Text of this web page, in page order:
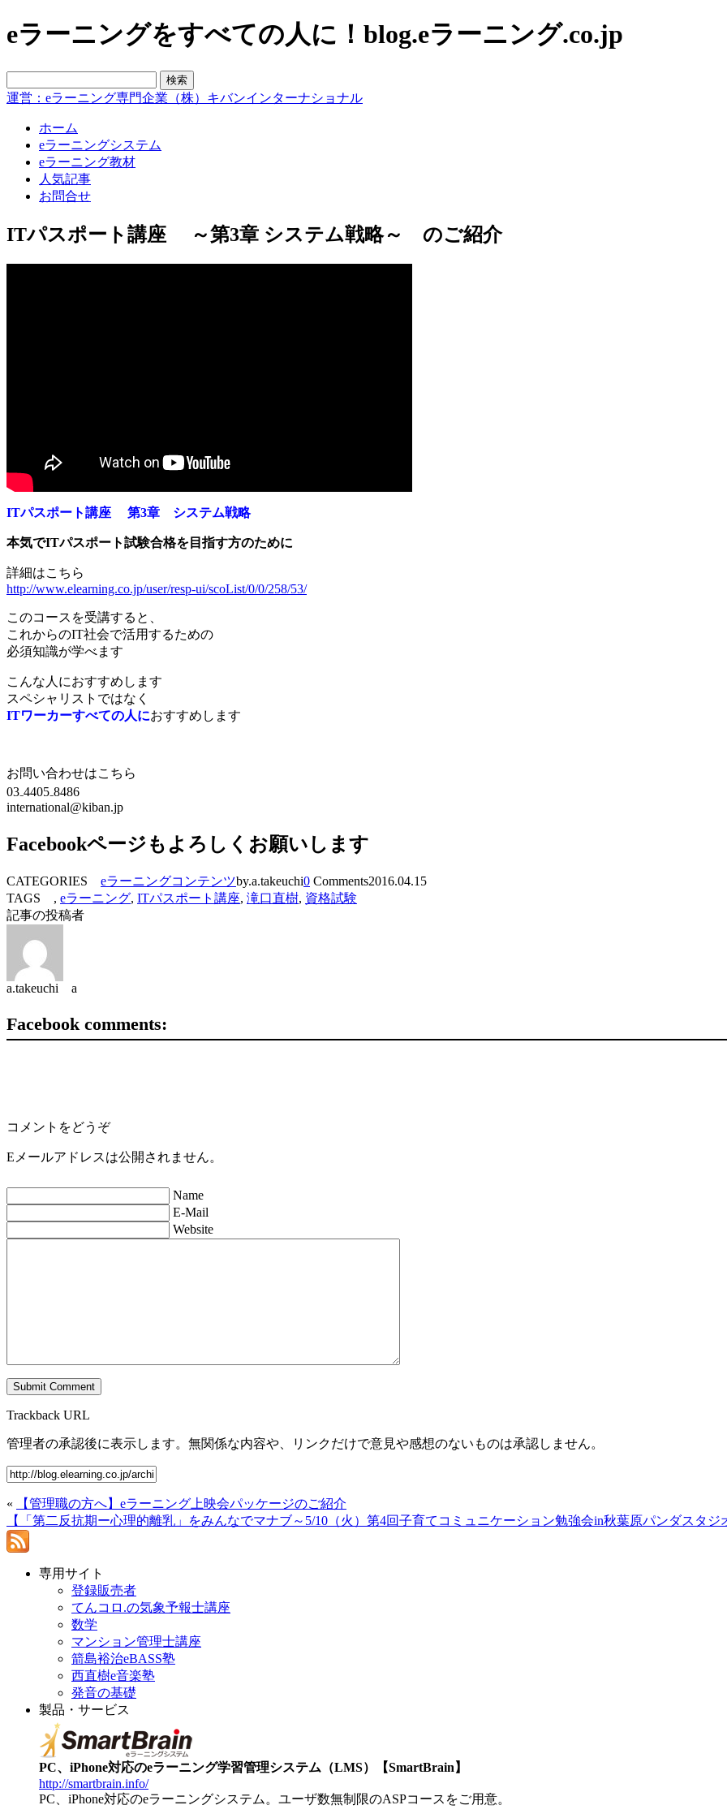
eラーニングをすべての人に！blog.eラーニング.co.jp
運営：eラーニング専門企業（株）キバンインターナショナル
ホーム
eラーニングシステム
eラーニング教材
人気記事
お問合せ
ITパスポート講座 ～第3章 システム戦略～ のご紹介
ITパスポート講座 第3章 システム戦略
本気でITパスポート試験合格を目指す方のために
詳細はこちら
http://www.elearning.co.jp/user/resp-ui/scoList/0/0/258/53/
このコースを受講すると、
これからのIT社会で活用するための
必須知識が学べます
こんな人におすすめします
スペシャリストではなく
ITワーカーすべての人におすすめします
お問い合わせはこちら
03₋4405₋8486
international@kiban.jp
Facebookページもよろしくお願いします
CATEGORIES eラーニングコンテンツby.a.takeuchi0 Comments2016.04.15
TAGS , eラーニング, ITパスポート講座, 滝口直樹, 資格試験
記事の投稿者
a.takeuchi a
Facebook comments:
コメントをどうぞ
Eメールアドレスは公開されません。
Name
E-Mail
Website
Trackback URL
管理者の承認後に表示します。無関係な内容や、リンクだけで意見や感想のないものは承認しません。
«
【管理職の方へ】eラーニング上映会パッケージのご紹介
【「第二反抗期ー心理的離乳」をみんなでマナブ～5/10（火）第4回子育てコミュニケーション勉強会in秋葉原パンダスタジ
専用サイト
登録販売者
てんコロ.の気象予報士講座
数学
マンション管理士講座
箭島裕治eBASS塾
西直樹e音楽塾
発音の基礎
製品・サービス
PC、iPhone対応のeラーニング学習管理システム（LMS）【SmartBrain】
http://smartbrain.info/
PC、iPhone対応のeラーニングシステム。ユーザ数無制限のASPコースをご用意。